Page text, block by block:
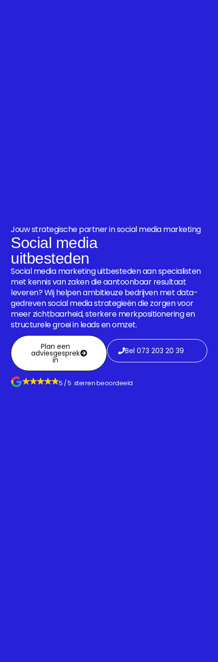
Jouw strategische partner in social media marketing
Social media
uitbesteden
Social media marketing uitbesteden aan specialisten
met kennis van zaken die aantoonbaar resultaat
leveren? Wij helpen ambitieuze bedrijven met data-
gedreven social media strategieën die zorgen voor
meer zichtbaarheid, sterkere merkpositionering en
structurele groei in leads en omzet.
Plan een
adviesgesprek
in
Bel 073 203 20 39
5 / 5 sterren beoordeeld